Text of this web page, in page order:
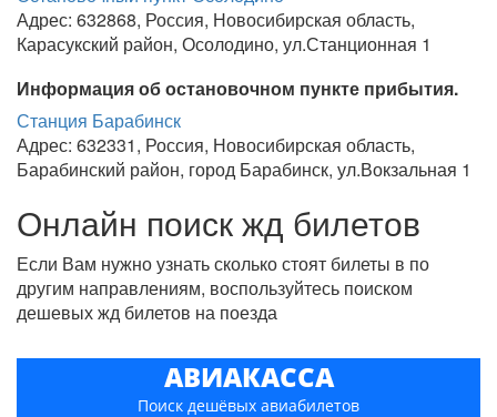
Адрес: 632868, Россия, Новосибирская область,
Карасукский район, Осолодино, ул.Станционная 1
Информация об остановочном пункте прибытия.
Станция Барабинск
Адрес: 632331, Россия, Новосибирская область,
Барабинский район, город Барабинск, ул.Вокзальная 1
Онлайн поиск жд билетов
Если Вам нужно узнать сколько стоят билеты в по
другим направлениям, воспользуйтесь поиском
дешевых жд билетов на поезда
АВИАКАССА
Поиск дешёвых авиабилетов